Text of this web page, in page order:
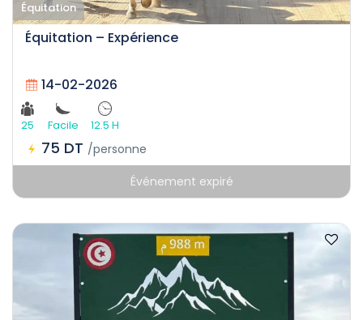
Équitation
Équitation – Expérience
14-02-2026
25 Facile 12.5 H
75 DT /personne
Événement expiré